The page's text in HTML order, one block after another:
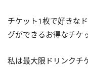
チケット1枚で好きな
グができるお得なチケ
私は最大限ドリンクチ